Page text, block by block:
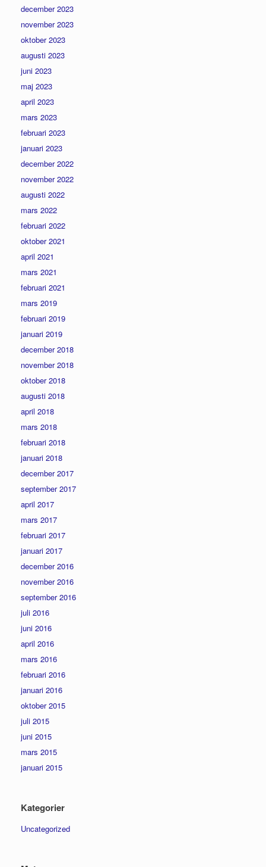
december 2023
november 2023
oktober 2023
augusti 2023
juni 2023
maj 2023
april 2023
mars 2023
februari 2023
januari 2023
december 2022
november 2022
augusti 2022
mars 2022
februari 2022
oktober 2021
april 2021
mars 2021
februari 2021
mars 2019
februari 2019
januari 2019
december 2018
november 2018
oktober 2018
augusti 2018
april 2018
mars 2018
februari 2018
januari 2018
december 2017
september 2017
april 2017
mars 2017
februari 2017
januari 2017
december 2016
november 2016
september 2016
juli 2016
juni 2016
april 2016
mars 2016
februari 2016
januari 2016
oktober 2015
juli 2015
juni 2015
mars 2015
januari 2015
Kategorier
Uncategorized